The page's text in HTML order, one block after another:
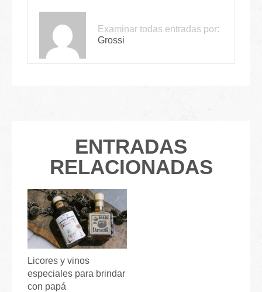
Examinar todas entradas por:
Grossi
ENTRADAS
RELACIONADAS
Licores y vinos
especiales para brindar
con papá